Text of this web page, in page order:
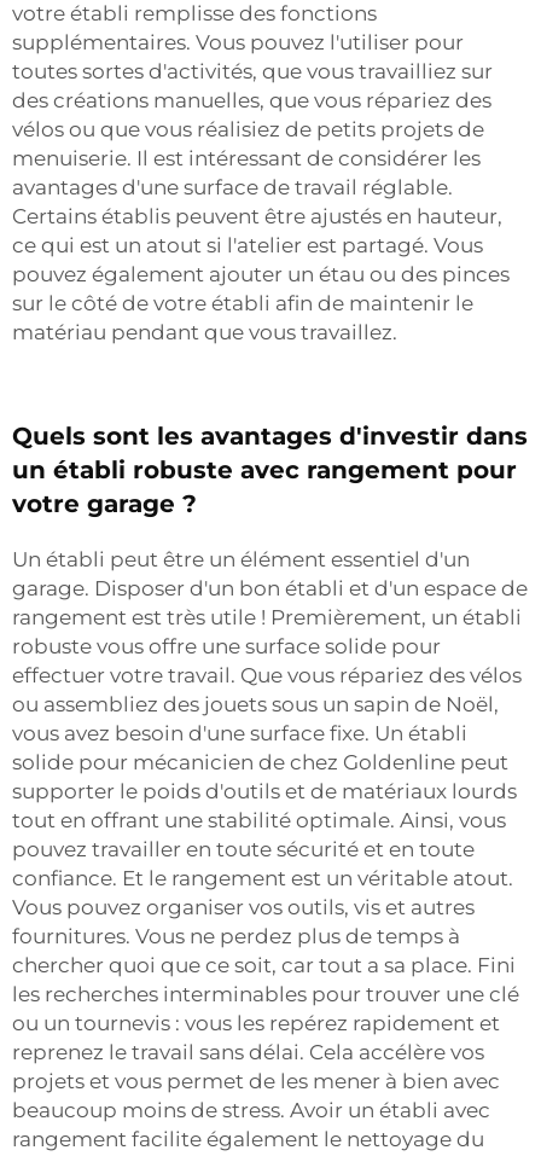
votre établi remplisse des fonctions
supplémentaires. Vous pouvez l'utiliser pour
toutes sortes d'activités, que vous travailliez sur
des créations manuelles, que vous répariez des
vélos ou que vous réalisiez de petits projets de
menuiserie. Il est intéressant de considérer les
avantages d'une surface de travail réglable.
Certains établis peuvent être ajustés en hauteur,
ce qui est un atout si l'atelier est partagé. Vous
pouvez également ajouter un étau ou des pinces
sur le côté de votre établi afin de maintenir le
matériau pendant que vous travaillez.
Quels sont les avantages d'investir dans
un établi robuste avec rangement pour
votre garage ?
Un établi peut être un élément essentiel d'un
garage. Disposer d'un bon établi et d'un espace de
rangement est très utile ! Premièrement, un établi
robuste vous offre une surface solide pour
effectuer votre travail. Que vous répariez des vélos
ou assembliez des jouets sous un sapin de Noël,
vous avez besoin d'une surface fixe. Un établi
solide pour mécanicien de chez Goldenline peut
supporter le poids d'outils et de matériaux lourds
tout en offrant une stabilité optimale. Ainsi, vous
pouvez travailler en toute sécurité et en toute
confiance. Et le rangement est un véritable atout.
Vous pouvez organiser vos outils, vis et autres
fournitures. Vous ne perdez plus de temps à
chercher quoi que ce soit, car tout a sa place. Fini
les recherches interminables pour trouver une clé
ou un tournevis : vous les repérez rapidement et
reprenez le travail sans délai. Cela accélère vos
projets et vous permet de les mener à bien avec
beaucoup moins de stress. Avoir un établi avec
rangement facilite également le nettoyage du